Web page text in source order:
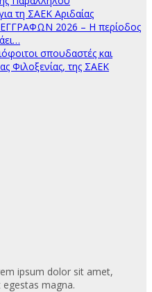
τη ΣΑΕΚ Αριδαίας
2026 – Η περίοδος
σπουδαστές και
Φιλοξενίας, της ΣΑΕΚ
ipsum dolor sit amet,
magna.